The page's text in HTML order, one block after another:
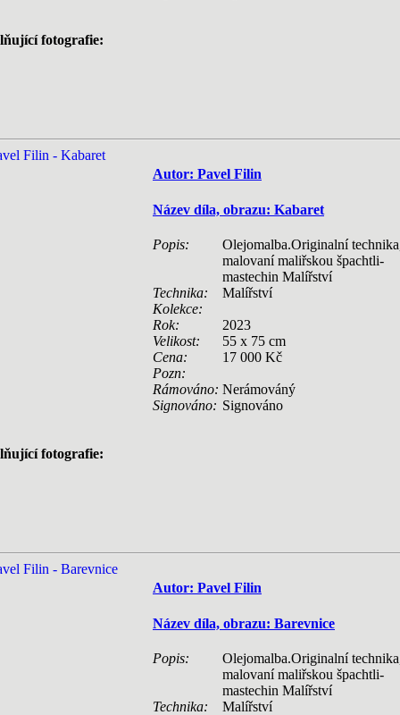
fotografie:
Autor: Pavel Filin
Název díla, obrazu: Kabaret
Popis:
Olejomalba.Originalní
malovaní maliřskou špachtli-
mastechin Malířství
Technika:
Malířství
Kolekce:
Rok:
2023
Velikost:
55 x 75 cm
Cena:
17 000 Kč
Pozn:
Rámováno: Nerámováný
Signováno: Signováno
fotografie:
Autor: Pavel Filin
Název díla, obrazu: Barevnice
Popis:
Olejomalba.Originalní
malovaní maliřskou špachtli-
mastechin Malířství
Technika:
Malířství